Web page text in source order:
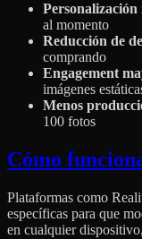
Personalización
al momento
Reducción de
comprando
Engagement
imágenes
Menos
100 fotos
Cómo
Plataformas como
específicas para que
en cualquier